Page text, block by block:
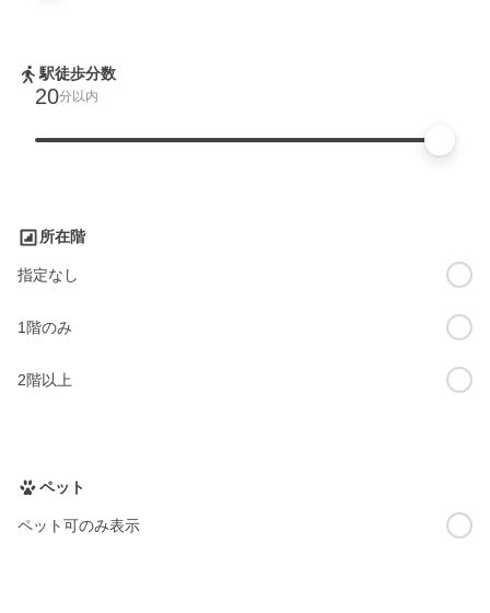
駅徒歩分数
20分以内
所在階
指定なし
1階のみ
2階以上
ペット
ペット可のみ表示